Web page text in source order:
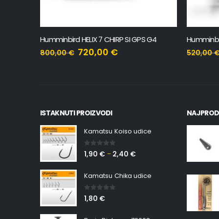
Humminbird HELIX 7 CHIRP SI GPS G4
800,00€ 720,00 € 520,00
ISTAKNUTI PROIZVODI
Kamatsu Koiso udice
0 out of 5
1,90 € – 2,40 €
Kamatsu Chika udice
0 out of 5
1,80 €